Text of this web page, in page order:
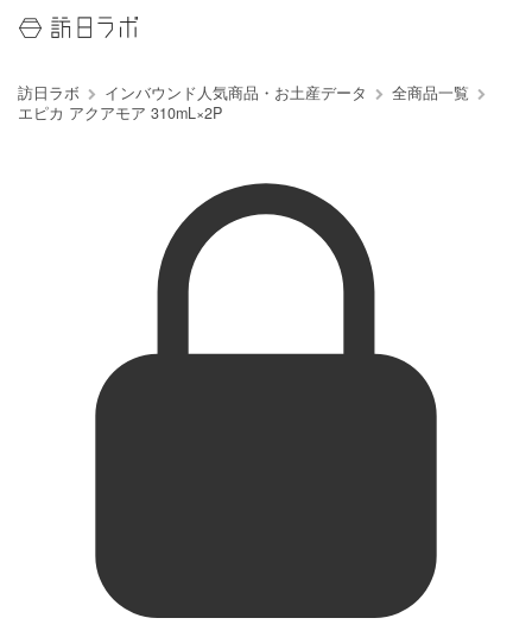
訪日ラボ インバウンド人気商品・お土産データ
全商品一覧
エピカ アクアモア 310mL×2P